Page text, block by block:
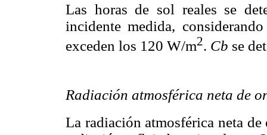
Las horas de sol reales se
incidente medida,
exceden los 120 W/m2. Cb se
Radiación atmosférica neta de
La radiación atmosférica neta